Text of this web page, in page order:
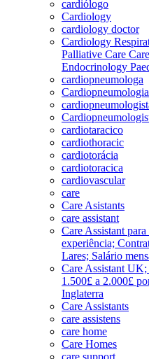
cardiólogo
Cardiology
cardiology doctor
Cardiology
Palliative Care
Endocrinology
cardiopneumologa
Cardiopneumologia
cardiotaracico
cardiothoracic
cardiotorácia
cardiotoracica
cardiovascular
care
Care Asistants
care assistant
Care Assistant
experiência;
Lares; Salário
Care Assistant
1.500£ a 2.000£
Inglaterra
Care Assistants
care assistens
care home
Care Homes
care support